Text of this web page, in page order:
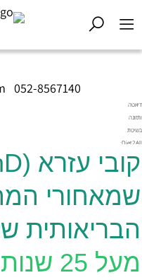
052-8567140
דיאטה
ותזונה
בשיטת
Diet2All:
המדע
שמאחורי
המושלם.
שמאחורי
הבריאותית
מעל